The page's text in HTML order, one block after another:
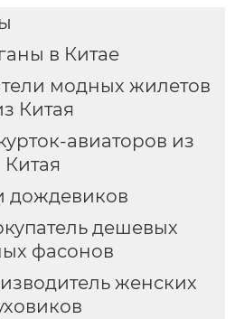
в Китае
модных жилетов
Китая
авиаторов из
Китая
дождевиков
дешевых
фасонов
женских